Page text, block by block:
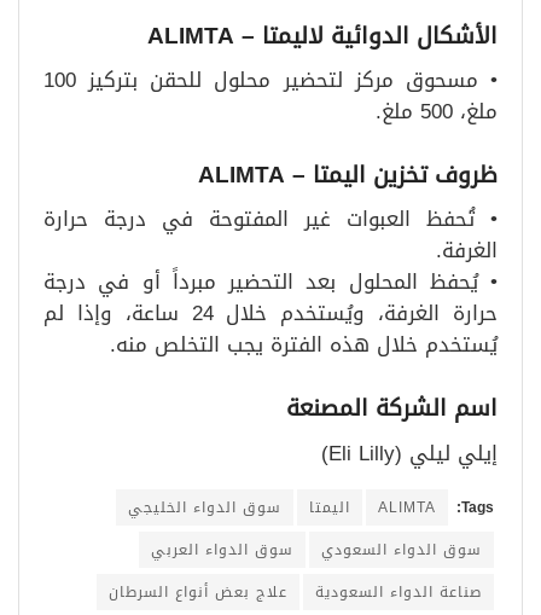
الأشكال الدوائية لاليمتا – ALIMTA
• مسحوق مركز لتحضير محلول للحقن بتركيز 100
ملغ، 500 ملغ.
ظروف تخزين اليمتا – ALIMTA
• تُحفظ العبوات غير المفتوحة في درجة حرارة
الغرفة.
• يُحفظ المحلول بعد التحضير مبرداً أو في درجة
حرارة الغرفة، ويُستخدم خلال 24 ساعة، وإذا لم
يُستخدم خلال هذه الفترة يجب التخلص منه.
اسم الشركة المصنعة
إيلي ليلي (Eli Lilly)
Tags:
ALIMTA اليمتا
سوق الدواء الخليجي
سوق الدواء السعودي
سوق الدواء العربي
صناعة الدواء السعودية
علاج بعض أنواع السرطان